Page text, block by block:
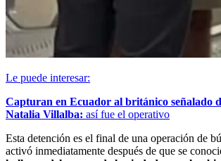
Le puede interesar:
Capturan en Ecuador al británico señalado
Natalia Villalba: así fue el operativo
Esta detención es el final de una operación de
activó inmediatamente después de que se